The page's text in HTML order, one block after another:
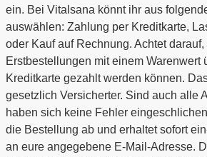
ein. Bei Vitalsana könnt ihr aus
auswählen: Zahlung per Kreditkarte,
oder Kauf auf Rechnung. Achtet darauf,
Erstbestellungen mit einem Warenwert
Kreditkarte gezahlt werden können.
gesetzlich Versicherter. Sind auch alle
haben sich keine Fehler
die Bestellung ab und erhaltet sofort
an eure angegebene E-Mail-Adresse.